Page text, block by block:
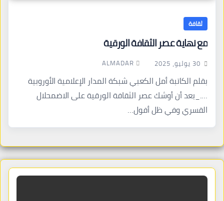
ثقافة
مع نهاية عصر الثقافة الورقية
30 يوليو، 2025 ALMADAR
بقلم الكاتبة أمل الكعبي شبكة المدار الإعلامية الأوروبية
…._بعد أن أوشك عصر الثقافة الورقية على الاضمحلال
القسري وفي ظل أفول…